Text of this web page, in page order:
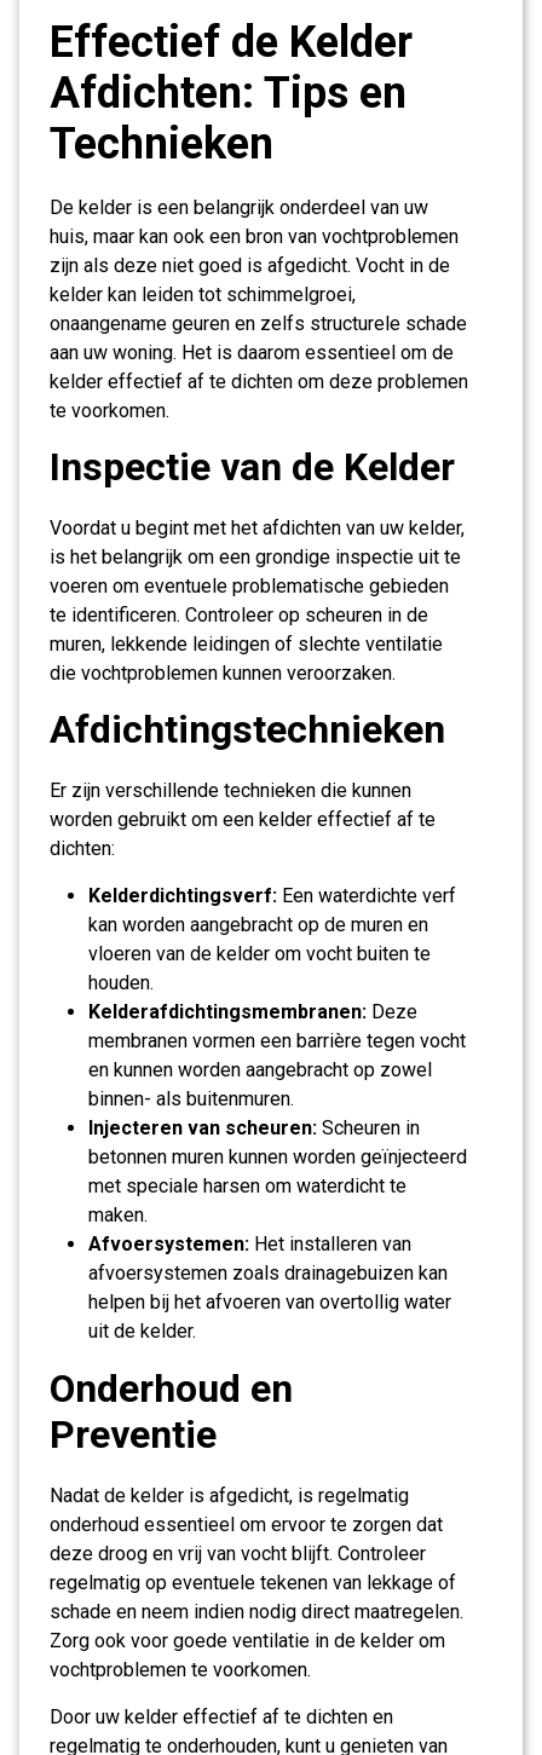
Effectief de Kelder
Afdichten: Tips en
Technieken
De kelder is een belangrijk onderdeel van uw
huis, maar kan ook een bron van vochtproblemen
zijn als deze niet goed is afgedicht. Vocht in de
kelder kan leiden tot schimmelgroei,
onaangename geuren en zelfs structurele schade
aan uw woning. Het is daarom essentieel om de
kelder effectief af te dichten om deze problemen
te voorkomen.
Inspectie van de Kelder
Voordat u begint met het afdichten van uw kelder,
is het belangrijk om een grondige inspectie uit te
voeren om eventuele problematische gebieden
te identificeren. Controleer op scheuren in de
muren, lekkende leidingen of slechte ventilatie
die vochtproblemen kunnen veroorzaken.
Afdichtingstechnieken
Er zijn verschillende technieken die kunnen
worden gebruikt om een kelder effectief af te
dichten:
Kelderdichtingsverf: Een waterdichte verf
kan worden aangebracht op de muren en
vloeren van de kelder om vocht buiten te
houden.
Kelderafdichtingsmembranen: Deze
membranen vormen een barrière tegen vocht
en kunnen worden aangebracht op zowel
binnen- als buitenmuren.
Injecteren van scheuren: Scheuren in
betonnen muren kunnen worden geïnjecteerd
met speciale harsen om waterdicht te
maken.
Afvoersystemen: Het installeren van
afvoersystemen zoals drainagebuizen kan
helpen bij het afvoeren van overtollig water
uit de kelder.
Onderhoud en
Preventie
Nadat de kelder is afgedicht, is regelmatig
onderhoud essentieel om ervoor te zorgen dat
deze droog en vrij van vocht blijft. Controleer
regelmatig op eventuele tekenen van lekkage of
schade en neem indien nodig direct maatregelen.
Zorg ook voor goede ventilatie in de kelder om
vochtproblemen te voorkomen.
Door uw kelder effectief af te dichten en
regelmatig te onderhouden, kunt u genieten van